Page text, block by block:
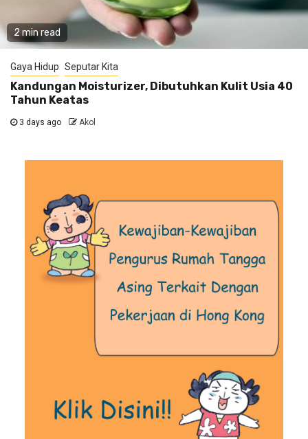
2 min read
Gaya Hidup Seputar Kita
Kandungan Moisturizer, Dibutuhkan Kulit Usia 40
Tahun Keatas
3 days ago Akol